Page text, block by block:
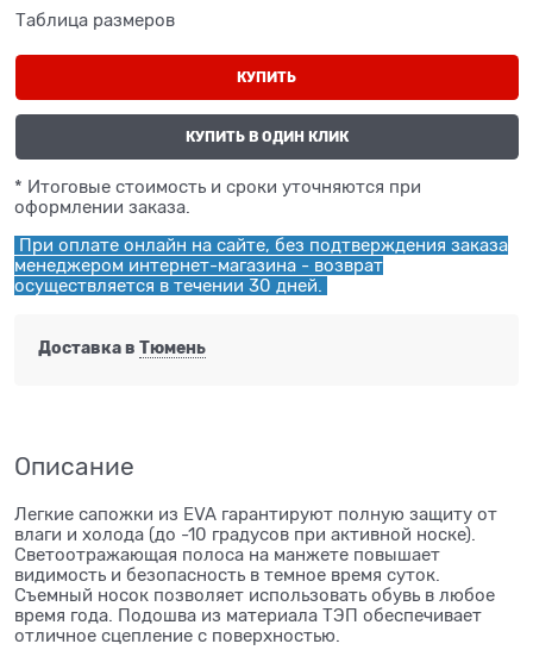
Таблица размеров
КУПИТЬ
КУПИТЬ В ОДИН КЛИК
* Итоговые стоимость и сроки уточняются при
оформлении заказа.
При оплате онлайн на сайте, без подтверждения заказа
менеджером интернет-магазина - возврат
осуществляется в течении 30 дней.
Доставка в Тюмень
Описание
Легкие сапожки из EVA гарантируют полную защиту от
влаги и холода (до -10 градусов при активной носке).
Светоотражающая полоса на манжете повышает
видимость и безопасность в темное время суток.
Съемный носок позволяет использовать обувь в любое
время года. Подошва из материала ТЭП обеспечивает
отличное сцепление с поверхностью.